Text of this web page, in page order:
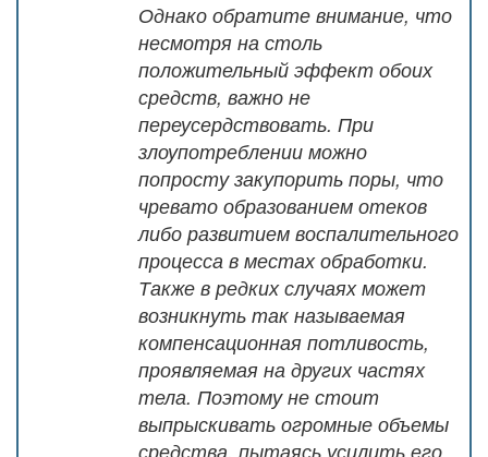
Однако обратите внимание, что
несмотря на столь
положительный эффект обоих
средств, важно не
переусердствовать. При
злоупотреблении можно
попросту закупорить поры, что
чревато образованием отеков
либо развитием воспалительного
процесса в местах обработки.
Также в редких случаях может
возникнуть так называемая
компенсационная потливость,
проявляемая на других частях
тела. Поэтому не стоит
выпрыскивать огромные объемы
средства, пытаясь усилить его